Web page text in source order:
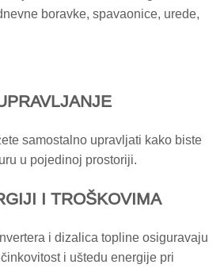
boravke, spavaonice, urede,
samostalno upravljati kako biste
u pojedinoj prostoriji.
I TROŠKOVIMA
i dizalica topline osiguravaju
i uštedu energije pri